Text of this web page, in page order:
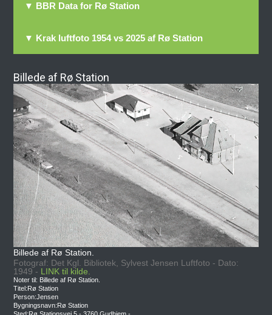
▼ BBR Data for Rø Station
▼ Krak luftfoto 1954 vs 2025 af Rø Station
Billede af Rø Station
Billede af Rø Station.
Fotograf: Det Kgl. Bibliotek, Sylvest Jensen Luftfoto - Dato:
1949 - LINK til kilde.
Noter til: Billede af Rø Station.
Titel:Rø Station
Person:Jensen
Bygningsnavn:Rø Station